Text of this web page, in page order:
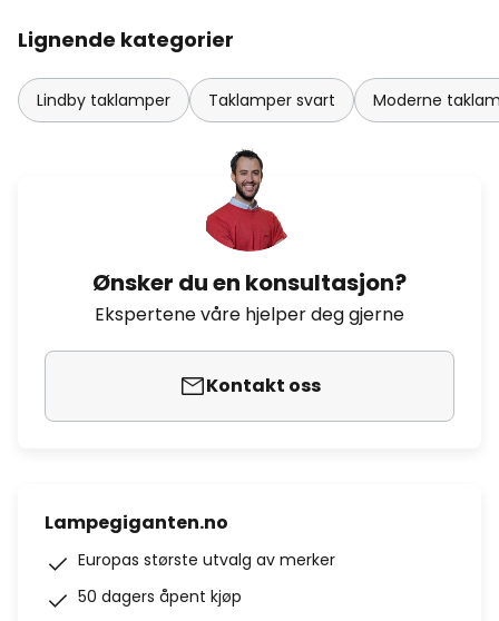
Lignende kategorier
Lindby taklamper Taklamper svart Moderne
Ønsker du en konsultasjon?
Ekspertene våre hjelper deg gjerne
Kontakt oss
Lampegiganten.no
Europas største utvalg av merker
50 dagers åpent kjøp